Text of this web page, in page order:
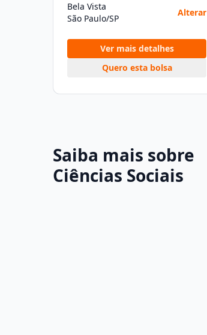
Bela Vista
São Paulo/SP
Alterar
Ver mais detalhes
Quero esta bolsa
Saiba mais sobre
Ciências Sociais